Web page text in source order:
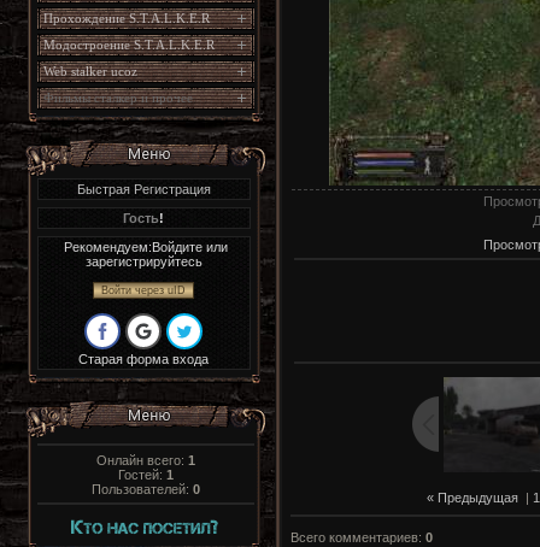
Прохождение S.T.A.L.K.E.R
Модостроение S.T.A.L.K.E.R
Web stalker ucoz
Фильмы сталкер и прочее
Быстрая Регистрация
Гость!
Рекомендуем:Войдите или
зарегистрируйтесь
Войти через uID
Старая форма входа
Онлайн всего: 1
Гостей: 1
Пользователей: 0
« Предыдущая |
Всего комментариев: 0